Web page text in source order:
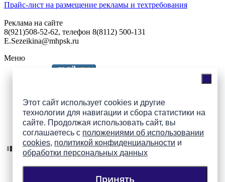
Этот сайт использует cookies и другие
технологии для навигации и сбора статистики на
сайте. Продолжая использовать сайт, вы
соглашаетесь с положениями об использовании
cookies, политикой конфиденциальности и
обработки персональных данных
Принять
Прайс-лист на размещение рекламы и техтребования
Реклама на сайте
8(921)508-52-62, телефон 8(8112) 500-131
E.Sezeikina@mhpsk.ru
Меню
Подпишись на группы
ПАИ в соцсетях!